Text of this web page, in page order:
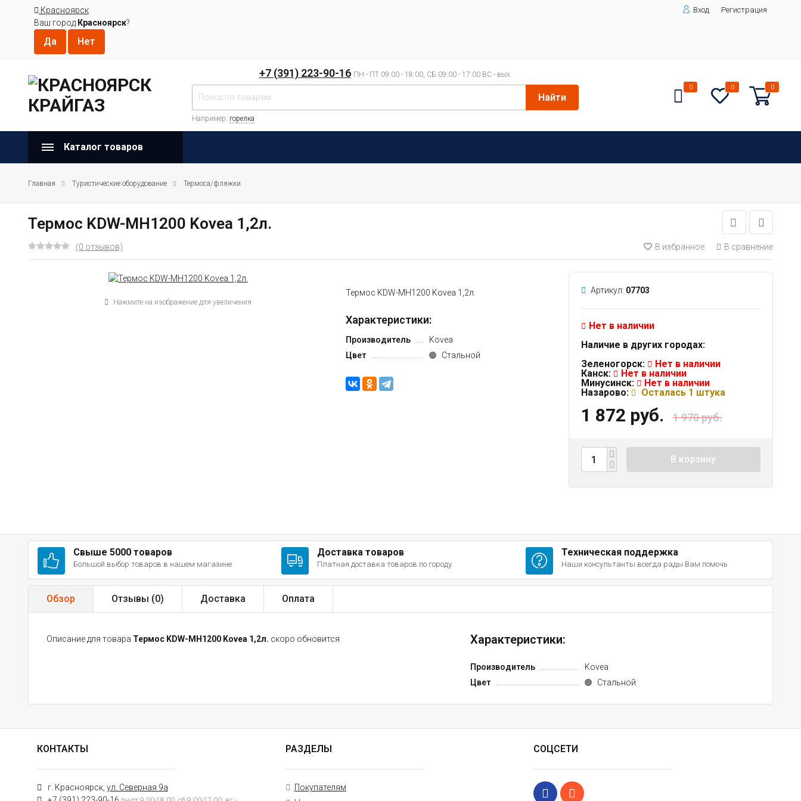
Красноярск
Ваш город Красноярск?
Вход Регистрация
+7 (391) 223-90-16 ПН - ПТ 09:00 - 18:00, СБ 09:00 - 17:00 ВС - вых.
Найти
Например: горелка
0 0 0
Каталог товаров
Главная Туристические оборудование Термоса/фляжки
Термос KDW-MH1200 Kovea 1,2л.
(0 отзывов) В избранное В сравнение
Нажмите на изображение для увеличения
Термос KDW-MH1200 Kovea 1,2л.
Характеристики:
Производитель
Kovea
Цвет
Стальной
Артикул: 07703
Нет в наличии
Наличие в других городах:
Зеленогорск:
Нет в наличии
Канск:
Нет в наличии
Минусинск:
Нет в наличии
Назарово:
Осталась 1 штука
1 872 руб. 1 970 руб.
В корзину
Свыше 5000 товаров
Большой выбор товаров в нашем магазине
Доставка товаров
Платная доставка товаров по городу.
Техническая поддержка
Наши консультанты всегда рады Вам помочь
Обзор Отзывы (0) Доставка Оплата
Описание для товара Термос KDW-MH1200 Kovea 1,2л. скоро обновится Характеристики:
Производитель
Kovea
Цвет
Стальной
КОНТАКТЫ
г. Красноярск, ул. Северная 9а
РАЗДЕЛЫ
Покупателям
СОЦСЕТИ